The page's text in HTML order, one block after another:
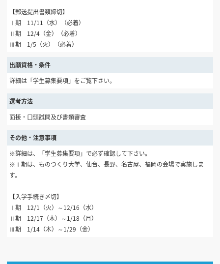
【郵送提出書類締切】
Ⅰ期 11/11（水）（必着）
Ⅱ期 12/4（金）（必着）
Ⅲ期 1/5（火）（必着）
出願資格・条件
詳細は「学生募集要項」をご覧下さい。
選考方法
面接・口頭試問及び書類審査
その他・注意事項
※詳細は、「学生募集要項」で必ず確認して下さい。
※Ⅰ期は、ものつくり大学、仙台、長野、名古屋、福岡の会場で実施しま
す。
【入学手続き〆切】
Ⅰ期 12/1（火）～12/16（水）
Ⅱ期 12/17（木）～1/18（月）
Ⅲ期 1/14（木）～1/29（金）